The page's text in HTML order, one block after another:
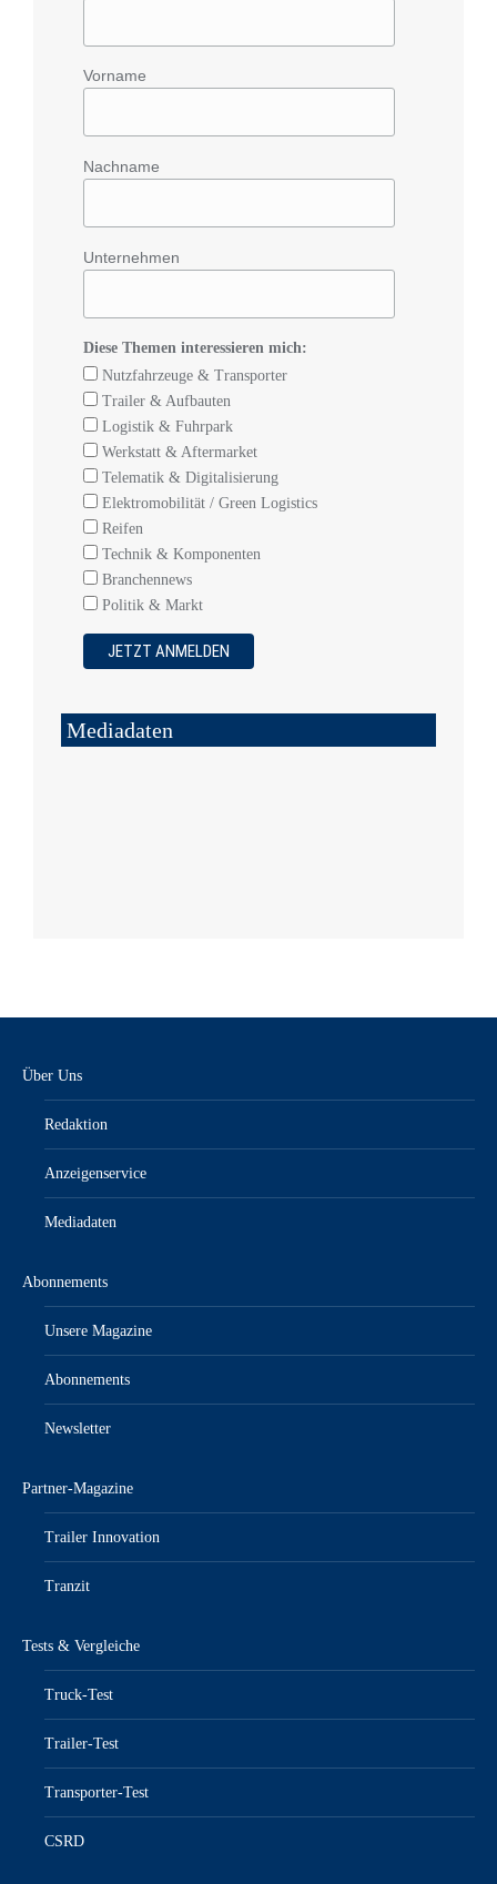
Vorname
Nachname
Unternehmen
Diese Themen interessieren mich:
Nutzfahrzeuge & Transporter
Trailer & Aufbauten
Logistik & Fuhrpark
Werkstatt & Aftermarket
Telematik & Digitalisierung
Elektromobilität / Green Logistics
Reifen
Technik & Komponenten
Branchennews
Politik & Markt
Mediadaten
Über Uns
Redaktion
Anzeigenservice
Mediadaten
Abonnements
Unsere Magazine
Abonnements
Newsletter
Partner-Magazine
Trailer Innovation
Tranzit
Tests & Vergleiche
Truck-Test
Trailer-Test
Transporter-Test
CSRD